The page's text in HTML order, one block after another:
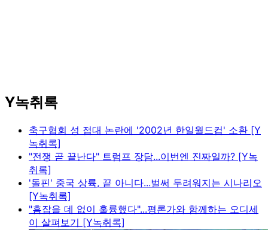
Y녹취록
축구협회 성 접대 논란에 '2002년 한일월드컵' 소환 [Y
녹취록]
"전쟁 곧 끝난다" 트럼프 장담...이번엔 진짜일까? [Y녹
취록]
'돌핀' 중국 상륙, 끝 아니다...벌써 두려워지는 시나리오
[Y녹취록]
"흠잡을 데 없이 훌륭했다"...평론가와 함께하는 오디세
이 살펴보기 [Y녹취록]